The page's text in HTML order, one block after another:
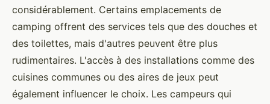
considérablement. Certains emplacements de
camping offrent des services tels que des douches et
des toilettes, mais d'autres peuvent être plus
rudimentaires. L'accès à des installations comme des
cuisines communes ou des aires de jeux peut
également influencer le choix. Les campeurs qui